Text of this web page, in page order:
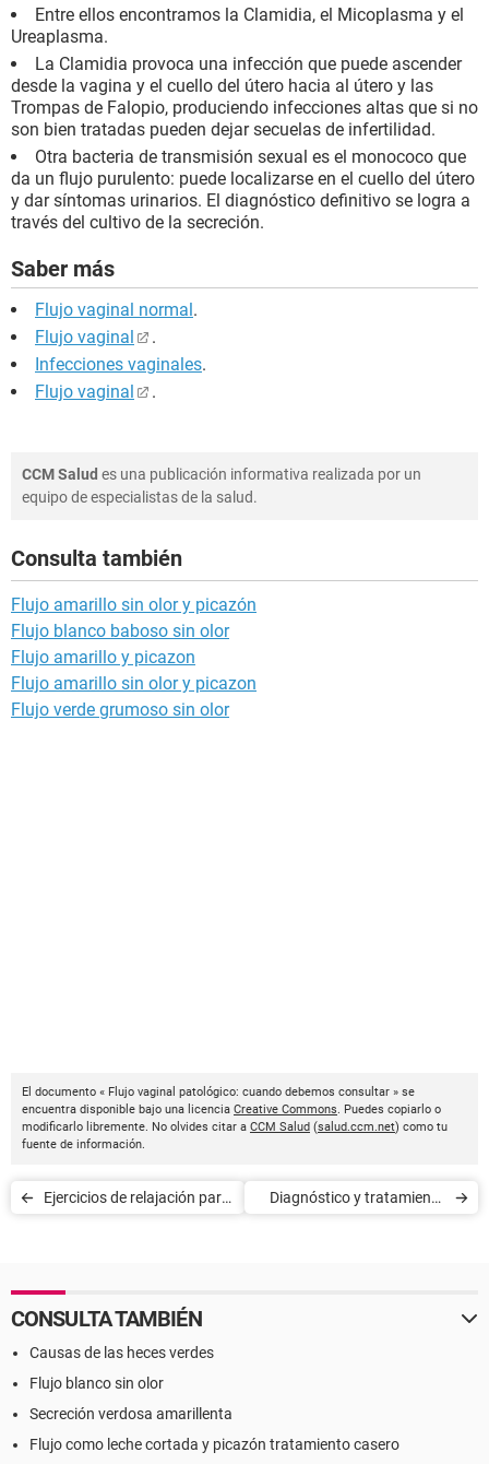
Entre ellos encontramos la Clamidia, el Micoplasma y el
Ureaplasma.
La Clamidia provoca una infección que puede ascender
desde la vagina y el cuello del útero hacia al útero y las
Trompas de Falopio, produciendo infecciones altas que si no
son bien tratadas pueden dejar secuelas de infertilidad.
Otra bacteria de transmisión sexual es el monococo que
da un flujo purulento: puede localizarse en el cuello del útero
y dar síntomas urinarios. El diagnóstico definitivo se logra a
través del cultivo de la secreción.
Saber más
Flujo vaginal normal .
Flujo vaginal
.
Infecciones vaginales.
Flujo vaginal
.
CCM Salud es una publicación informativa realizada por un
equipo de especialistas de la salud.
Consulta también
Flujo amarillo sin olor y picazón
Flujo blanco baboso sin olor
Flujo amarillo y picazon
Flujo amarillo sin olor y picazon
Flujo verde grumoso sin olor
El documento « Flujo vaginal patológico: cuando debemos consultar » se
encuentra disponible bajo una licencia Creative Commons. Puedes copiarlo o
modificarlo libremente. No olvides citar a CCM Salud (salud.ccm.net) como tu
fuente de información.
Ejercicios de relajación para
Diagnóstico y tratamiento
CONSULTA TAMBIÉN
Causas de las heces verdes
Flujo blanco sin olor
Secreción verdosa amarillenta
Flujo como leche cortada y picazón tratamiento casero